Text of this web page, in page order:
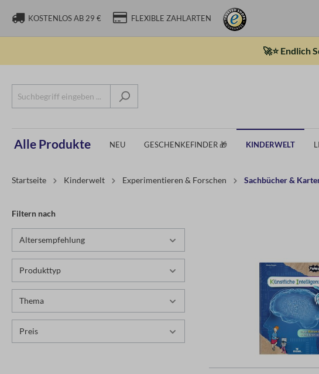
KOSTENLOS AB 29 € FLEXIBLE ZAHLARTEN
🚀⭐ Endlich
Alle Produkte NEU GESCHENKEFINDER 🎁 KINDERWELT
Startseite Kinderwelt Experimentieren & Forschen Sachbücher &
Filtern nach
Altersempfehlung
Produkttyp
Thema
Preis